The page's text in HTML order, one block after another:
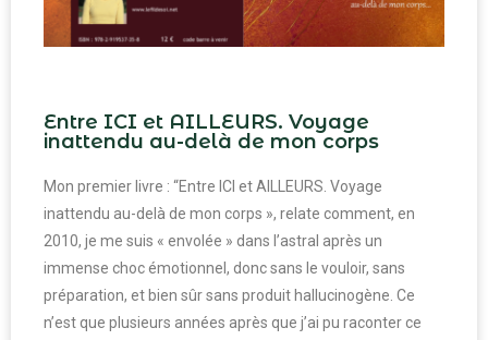
Entre ICI et AILLEURS. Voyage
inattendu au-delà de mon corps​
Mon premier livre : “Entre ICI et AILLEURS. Voyage
inattendu au-delà de mon corps », relate comment, en
2010, je me suis « envolée » dans l’astral après un
immense choc émotionnel, donc sans le vouloir, sans
préparation, et bien sûr sans produit hallucinogène. Ce
n’est que plusieurs années après que j’ai pu raconter ce